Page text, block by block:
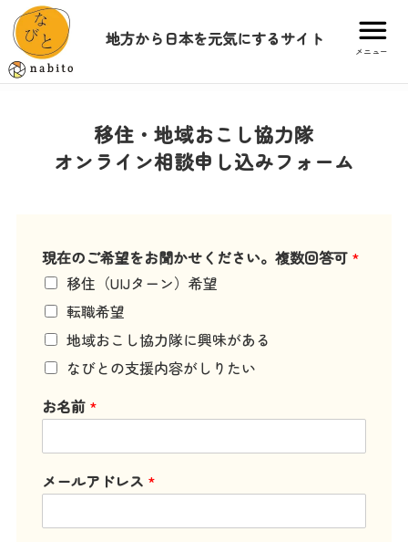
地方から日本を元気にするサイト
メニュー
移住・地域おこし協力隊
オンライン相談申し込みフォーム
現在のご希望をお聞かせください。複数回答可 *
移住（UIJターン）希望
転職希望
地域おこし協力隊に興味がある
なびとの支援内容がしりたい
お名前 *
メールアドレス *